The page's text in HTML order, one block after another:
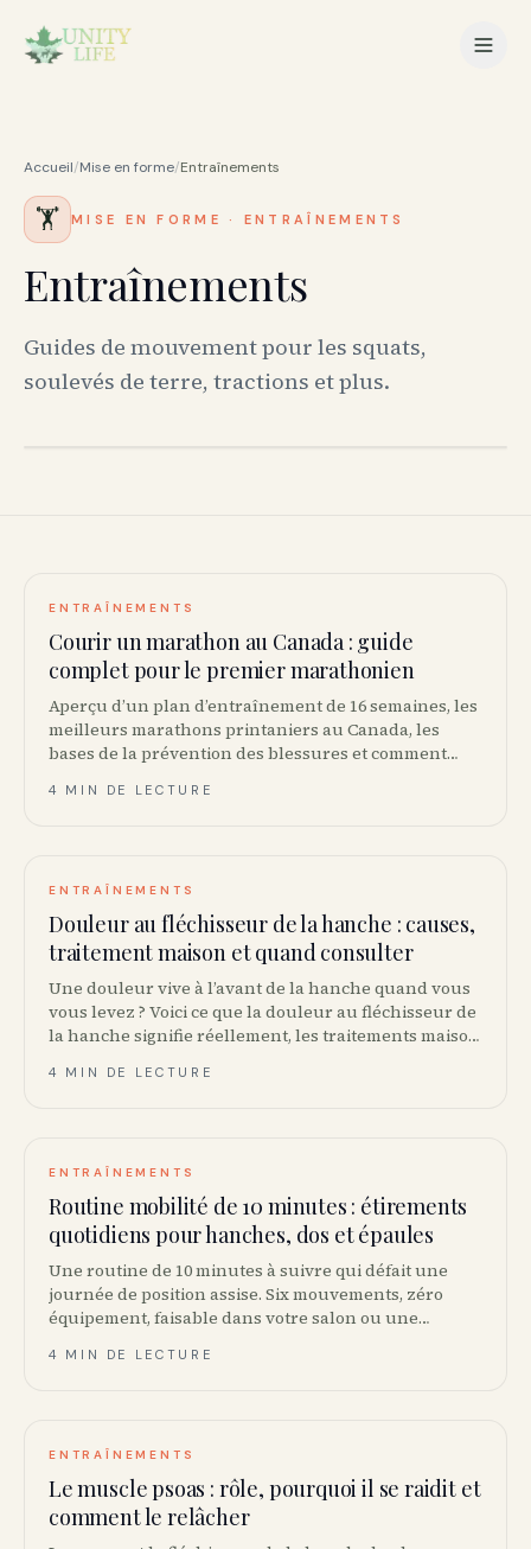
Accueil/Mise en forme/Entraînements
🏋️ MISE EN FORME · ENTRAÎNEMENTS
Entraînements
Guides de mouvement pour les squats,
soulevés de terre, tractions et plus.
ENTRAÎNEMENTS
Courir un marathon au Canada : guide
complet pour le premier marathonien
Aperçu d’un plan d’entraînement de 16 semaines, les
meilleurs marathons printaniers au Canada, les
bases de la prévention des blessures et comment
marathoniens canadiens.
4 MIN DE LECTURE
ENTRAÎNEMENTS
Douleur au fléchisseur de la hanche : causes,
traitement maison et quand consulter
Une douleur vive à l’avant de la hanche quand vous
vous levez ? Voici ce que la douleur au fléchisseur de
la hanche signifie réellement, les traitements maison
4 MIN DE LECTURE
ENTRAÎNEMENTS
Routine mobilité de 10 minutes : étirements
quotidiens pour hanches, dos et épaules
Une routine de 10 minutes à suivre qui défait une
journée de position assise. Six mouvements, zéro
équipement, faisable dans votre salon ou une
4 MIN DE LECTURE
ENTRAÎNEMENTS
Le muscle psoas : rôle, pourquoi il se raidit et
comment le relâcher